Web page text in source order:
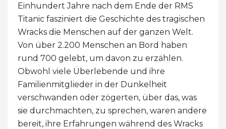
Einhundert Jahre nach dem Ende der RMS
Titanic fasziniert die Geschichte des tragischen
Wracks die Menschen auf der ganzen Welt.
Von über 2.200 Menschen an Bord haben
rund 700 gelebt, um davon zu erzählen.
Obwohl viele Überlebende und ihre
Familienmitglieder in der Dunkelheit
verschwanden oder zögerten, über das, was
sie durchmachten, zu sprechen, waren andere
bereit, ihre Erfahrungen während des Wracks